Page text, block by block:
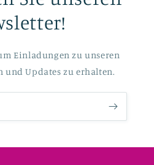
Einladungen zu unseren
und Updates zu erhalten.